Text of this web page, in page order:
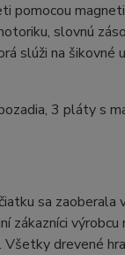
pomocou
slovnú
slúži na šikovné
3 pláty s
sa
zákazníci
drevené